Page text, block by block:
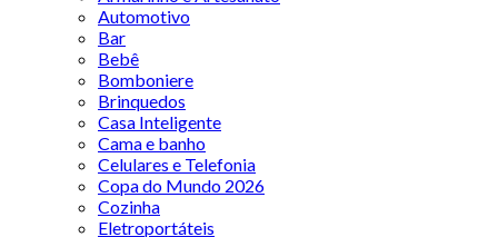
Automotivo
Bar
Bebê
Bomboniere
Brinquedos
Casa Inteligente
Cama e banho
Celulares e Telefonia
Copa do Mundo 2026
Cozinha
Eletroportáteis